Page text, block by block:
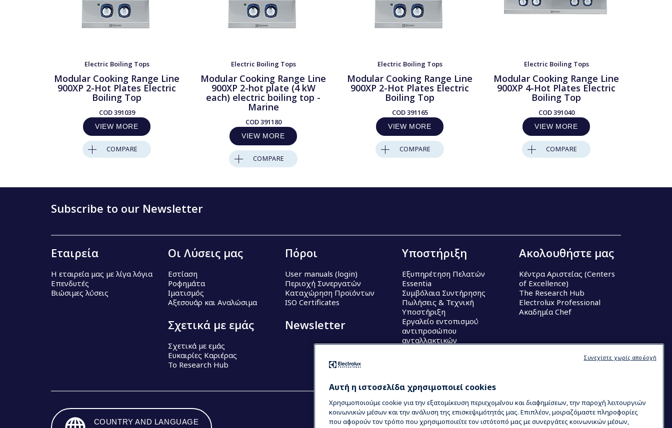
Electric Boiling Tops
Modular Cooking Range Line
900XP 2-Hot Plates Electric
Boiling Top
COD391039
VIEW MORE
COMPARE
Electric Boiling Tops
Modular Cooking Range Line
900XP 2-hot plate (4 kW
each) electric boiling top -
Marine
COD391180
VIEW MORE
COMPARE
Electric Boiling Tops
Modular Cooking Range Line
900XP 2-Hot Plates Electric
Boiling Top
COD391165
VIEW MORE
COMPARE
Electric Boiling Tops
Modular Cooking Range Line
900XP 4-Hot Plates Electric
Boiling Top
COD391040
VIEW MORE
COMPARE
Subscribe to our Newsletter
Εταιρεία
Η εταιρεία μας με λίγα λόγια
Επενδυτές
Βιώσιμες λύσεις
Οι Λύσεις μας
Εστίαση
Ροφημάτα
Ιματισμός
Αξεσουάρ και Αναλώσιμα
Σχετικά με εμάς
Σχετικά με εμάς
Ευκαιρίες Καριέρας
Το Research Hub
Πόροι
User manuals (login)
Περιοχή Συνεργατών
Καταχώρηση Προϊόντων
ISO Certificates
Newsletter
Υποστήριξη
Εξυπηρέτηση Πελατών
Essentia
Συμβόλαια Συντήρησης
Πωλήσεις & Τεχνική
Υποστήριξη
Εργαλείο εντοπισμού
αντιπροσώπου
ανταλλακτικών
Ακολουθήστε μας
Κέντρα Αριστείας (Centers
of Excellence)
The Research Hub
Electrolux Professional
Ακαδημία Chef
COUNTRY AND LANGUAGE
Αυτή η ιστοσελίδα χρησιμοποιεί cookies
Χρησιμοποιούμε cookie για την εξατομίκευση περιεχομένου και διαφημίσεων, την παροχή λειτουργιών
κοινωνικών μέσων και την ανάλυση της επισκεψιμότητάς μας. Επιπλέον, μοιραζόμαστε πληροφορίες
που αφορούν τον τρόπο που χρησιμοποιείτε τον ιστότοπό μας με συνεργάτες κοινωνικών μέσων,
Συνεχίστε χωρίς αποδοχή